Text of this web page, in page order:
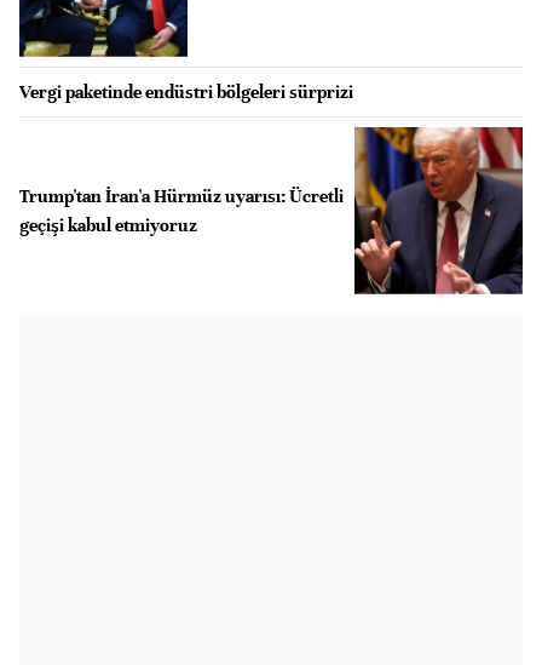
Vergi paketinde endüstri bölgeleri sürprizi
Trump'tan İran'a Hürmüz uyarısı: Ücretli
geçişi kabul etmiyoruz